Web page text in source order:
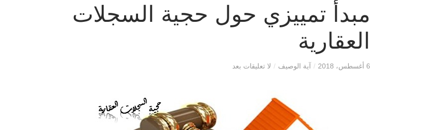
مبدأ تمييزي حول حجية السجلات
العقارية
6 أغسطس، 2018 / آية الوصيف / لا تعليقات بعد